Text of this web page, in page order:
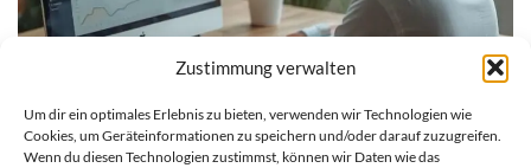
Zustimmung verwalten
Um dir ein optimales Erlebnis zu bieten, verwenden wir Technologien wie
Cookies, um Geräteinformationen zu speichern und/oder darauf zuzugreifen.
Wenn du diesen Technologien zustimmst, können wir Daten wie das
RATGEBER